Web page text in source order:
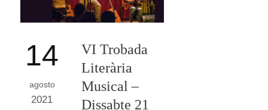
14
agosto
2021
VI Trobada
Literària
Musical –
Dissabte 21